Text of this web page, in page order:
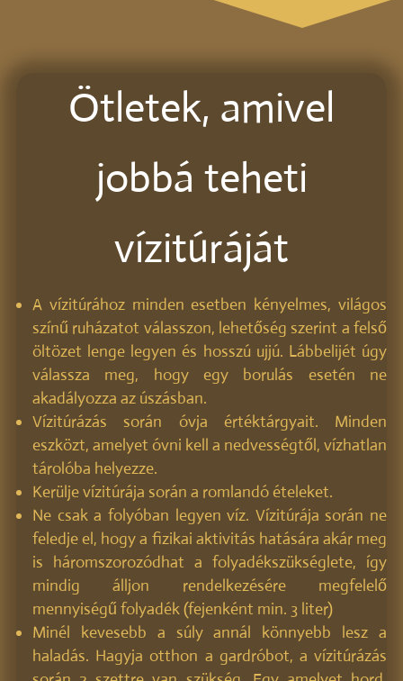
Ötletek, amivel
jobbá teheti
vízitúráját
A vízitúrához minden esetben kényelmes, világos
színű ruházatot válasszon, lehetőség szerint a felső
öltözet lenge legyen és hosszú ujjú. Lábbelijét úgy
válassza meg, hogy egy borulás esetén ne
akadályozza az úszásban.
Vízitúrázás során óvja értéktárgyait. Minden
eszközt, amelyet óvni kell a nedvességtől, vízhatlan
tárolóba helyezze.
Kerülje vízitúrája során a romlandó ételeket.
Ne csak a folyóban legyen víz. Vízitúrája során ne
feledje el, hogy a fizikai aktivitás hatására akár meg
is háromszorozódhat a folyadékszükséglete, így
mindig álljon rendelkezésére megfelelő
mennyiségű folyadék (fejenként min. 3 liter)
Minél kevesebb a súly annál könnyebb lesz a
haladás. Hagyja otthon a gardróbot, a vízitúrázás